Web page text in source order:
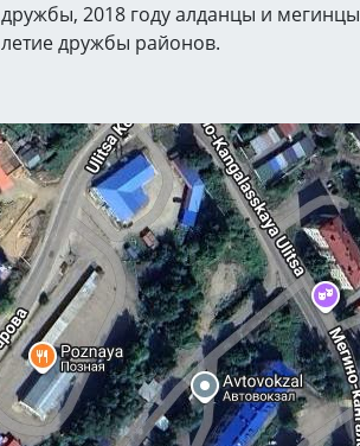
дружбы, 2018 году алданцы и
летие дружбы районов.